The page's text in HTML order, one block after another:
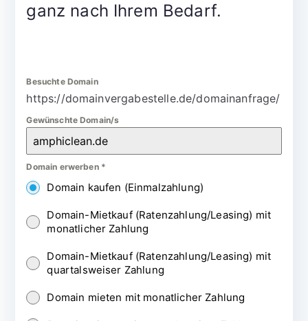
ganz nach Ihrem Bedarf.
Besuchte Domain
https://domainvergabestelle.de/domainanfrage/
Gewünschte Domain/s
Domain erwerben *
Domain kaufen (Einmalzahlung)
Domain-Mietkauf (Ratenzahlung/Leasing) mit
monatlicher Zahlung
Domain-Mietkauf (Ratenzahlung/Leasing) mit
quartalsweiser Zahlung
Domain mieten mit monatlicher Zahlung